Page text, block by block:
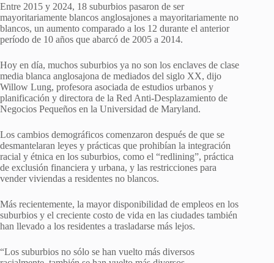
Entre 2015 y 2024, 18 suburbios pasaron de ser
mayoritariamente blancos anglosajones a mayoritariamente no
blancos, un aumento comparado a los 12 durante el anterior
período de 10 años que abarcó de 2005 a 2014.
Hoy en día, muchos suburbios ya no son los enclaves de clase
media blanca anglosajona de mediados del siglo XX, dijo
Willow Lung, profesora asociada de estudios urbanos y
planificación y directora de la Red Anti-Desplazamiento de
Negocios Pequeños en la Universidad de Maryland.
Los cambios demográficos comenzaron después de que se
desmantelaran leyes y prácticas que prohibían la integración
racial y étnica en los suburbios, como el “redlining”, práctica
de exclusión financiera y urbana, y las restricciones para
vender viviendas a residentes no blancos.
Más recientemente, la mayor disponibilidad de empleos en los
suburbios y el creciente costo de vida en las ciudades también
han llevado a los residentes a trasladarse más lejos.
“Los suburbios no sólo se han vuelto más diversos